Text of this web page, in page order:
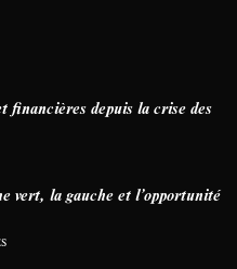
financières depuis la crise des
vert, la gauche et l’opportunité